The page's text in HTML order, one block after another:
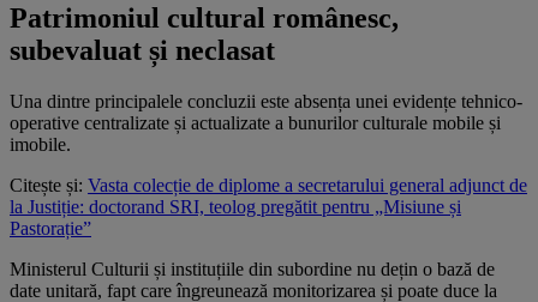
Patrimoniul cultural românesc,
subevaluat și neclasat
Una dintre principalele concluzii este absența unei evidențe tehnico-
operative centralizate și actualizate a bunurilor culturale mobile și
imobile.
Citește și: Vasta colecție de diplome a secretarului general adjunct de
la Justiție: doctorand SRI, teolog pregătit pentru „Misiune și
Pastorație”
Ministerul Culturii și instituțiile din subordine nu dețin o bază de
date unitară, fapt care îngreunează monitorizarea și poate duce la